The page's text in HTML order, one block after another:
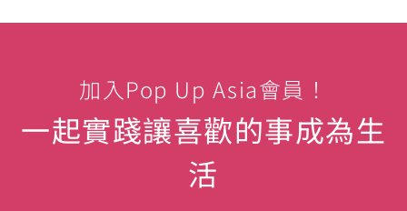
加入Pop Up Asia會員！
一起實踐讓喜歡的事成為生
活